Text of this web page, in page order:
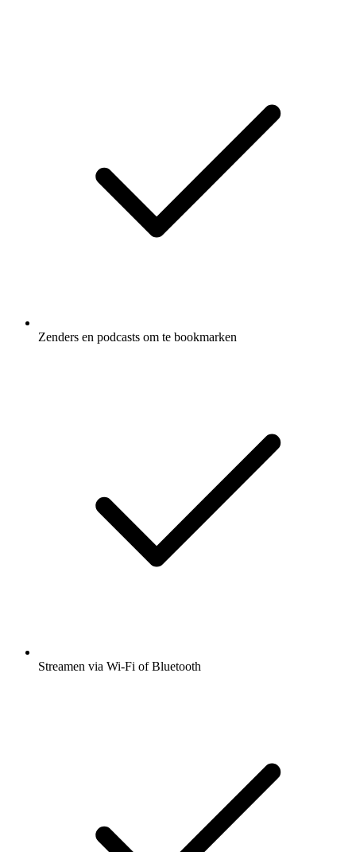
Zenders en podcasts om te bookmarken
Streamen via Wi-Fi of Bluetooth